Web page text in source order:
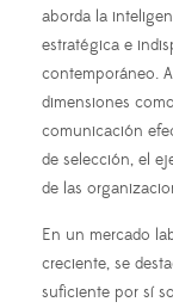
aborda la
estratégica e
contemporáneo.
dimensiones
comunicación
de selección, el
de las
En un mercado
creciente, se
suficiente por sí